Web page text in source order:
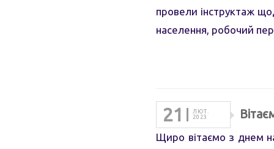
провели інструктаж
населення, робочий
21
ЛЮТ.
2023
Щиро вітаємо з днем